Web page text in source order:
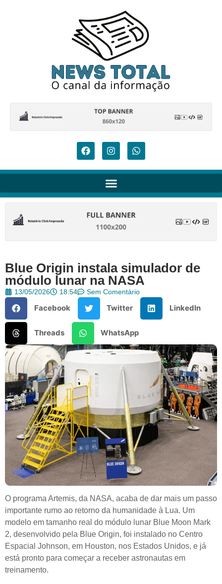
Blue Origin instala simulador de
módulo lunar na NASA
13/05/2026 18:54 Sem Comentário
Facebook Twitter LinkedIn
Threads WhatsApp
O programa Artemis, da NASA, acaba de dar mais um passo
importante rumo ao retorno da humanidade à Lua. Um
modelo em tamanho real do módulo lunar Blue Moon Mark
2, desenvolvido pela Blue Origin, foi instalado no Centro
Espacial Johnson, em Houston, nos Estados Unidos, e já
está pronto para começar a receber astronautas em
treinamento.